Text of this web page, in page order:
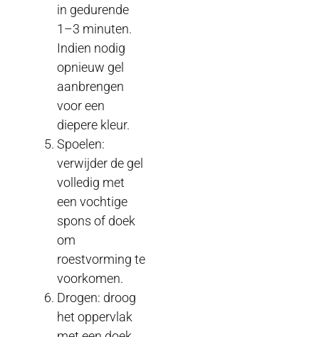
in gedurende
1–3 minuten.
Indien nodig
opnieuw gel
aanbrengen
voor een
diepere kleur.
Spoelen:
verwijder de gel
volledig met
een vochtige
spons of doek
om
roestvorming te
voorkomen.
Drogen: droog
het oppervlak